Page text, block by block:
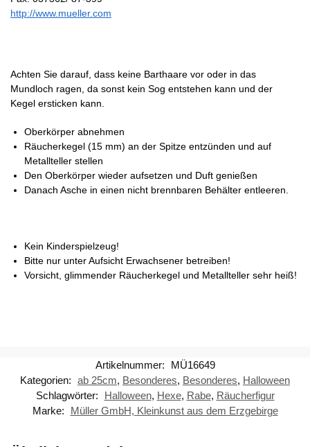
http://www.mueller.com
Achten Sie darauf, dass keine Barthaare vor oder in das
Mundloch ragen, da sonst kein Sog entstehen kann und der
Kegel ersticken kann.
Oberkörper abnehmen
Räucherkegel (15 mm) an der Spitze entzünden und auf
Metallteller stellen
Den Oberkörper wieder aufsetzen und Duft genießen
Danach Asche in einen nicht brennbaren Behälter entleeren.
Kein Kinderspielzeug!
Bitte nur unter Aufsicht Erwachsener betreiben!
Vorsicht, glimmender Räucherkegel und Metallteller sehr heiß!
Artikelnummer:
MÜ16649
Kategorien: ab 25cm, Besonderes, Besonderes, Halloween
Schlagwörter:
Halloween, Hexe, Rabe, Räucherfigur
Marke:
Müller GmbH, Kleinkunst aus dem Erzgebirge